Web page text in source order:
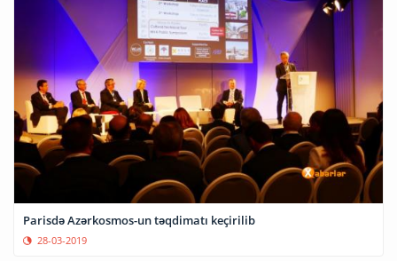
Parisdə Azərkosmos-un təqdimatı keçirilib
28-03-2019